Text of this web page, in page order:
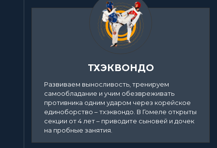
ТХЭКВОНДО
Развиваем выносливость, тренируем
самообладание и учим обезвреживать
противника одним ударом через корейское
единоборство – тхэквондо. В Гомеле открыты
секции от 4 лет – приводите сыновей и дочек
на пробные занятия.